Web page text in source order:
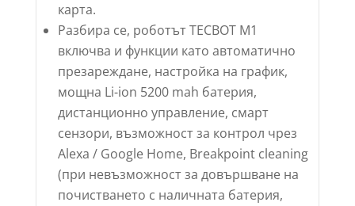
карта.
Разбира се, роботът TECBOT M1
включва и функции като автоматично
презареждане, настройка на график,
мощна Li-ion 5200 mah батерия,
дистанционно управление, смарт
сензори, възможност за контрол чрез
Alexa / Google Home, Breakpoint cleaning
(при невъзможност за довършване на
почистването с наличната батерия,